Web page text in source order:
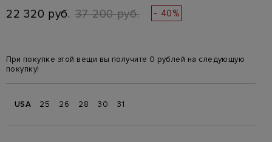
22 320 руб. 37 200 руб. - 40%
При покупке этой вещи вы получите 0 рублей на следующую
покупку!
USA 25 26 28 30 31